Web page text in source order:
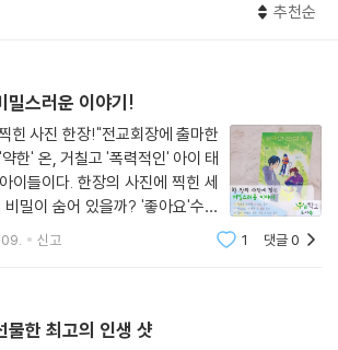
추천순
밀스러운 이야기!
힌 사진 한장!"전교회장에 출마한
한' 온, 거칠고 '폭력적인' 아이 태
이들이다. 한장의 사진에 찍힌 세
밀이 숨어 있을까? '좋아요'수가
마음이 쌓여만 가는 아이들! 불편
신고 1 댓글0
물한 최고의 인생 샷